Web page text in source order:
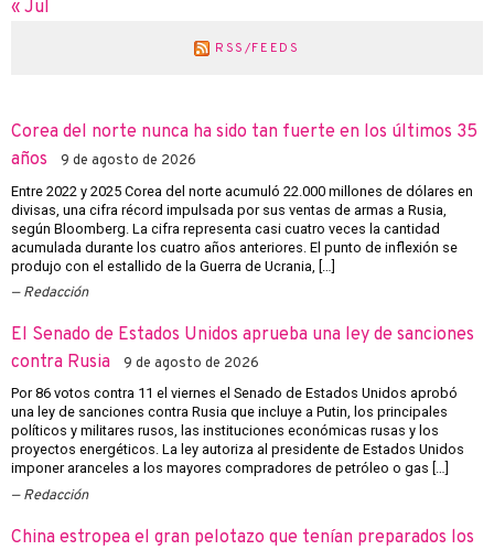
« Jul
RSS/FEEDS
Corea del norte nunca ha sido tan fuerte en los últimos 35
años
9 de agosto de 2026
Entre 2022 y 2025 Corea del norte acumuló 22.000 millones de dólares en
divisas, una cifra récord impulsada por sus ventas de armas a Rusia,
según Bloomberg. La cifra representa casi cuatro veces la cantidad
acumulada durante los cuatro años anteriores. El punto de inflexión se
produjo con el estallido de la Guerra de Ucrania, […]
Redacción
El Senado de Estados Unidos aprueba una ley de sanciones
contra Rusia
9 de agosto de 2026
Por 86 votos contra 11 el viernes el Senado de Estados Unidos aprobó
una ley de sanciones contra Rusia que incluye a Putin, los principales
políticos y militares rusos, las instituciones económicas rusas y los
proyectos energéticos. La ley autoriza al presidente de Estados Unidos
imponer aranceles a los mayores compradores de petróleo o gas […]
Redacción
China estropea el gran pelotazo que tenían preparados los